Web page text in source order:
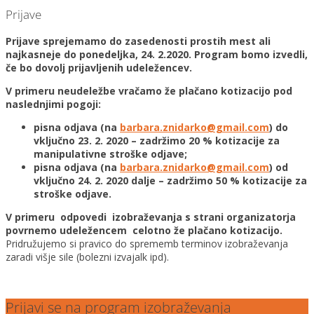
Prijave
Prijave sprejemamo do zasedenosti prostih mest ali
najkasneje do ponedeljka, 24. 2.2020. Program bomo izvedli,
če bo dovolj prijavljenih udeležencev.
V primeru neudeležbe vračamo že plačano kotizacijo pod
naslednjimi pogoji:
pisna odjava (na barbara.znidarko@gmail.com) do
vključno 23. 2. 2020 – zadržimo 20 % kotizacije za
manipulativne stroške odjave;
pisna odjava (na barbara.znidarko@gmail.com) od
vključno 24. 2. 2020 dalje – zadržimo 50 % kotizacije za
stroške odjave.
V primeru odpovedi izobraževanja s strani organizatorja
povrnemo udeležencem celotno že plačano kotizacijo.
Pridružujemo si pravico do sprememb terminov izobraževanja
zaradi višje sile (bolezni izvajalk ipd).
Prijavi se na program izobraževanja